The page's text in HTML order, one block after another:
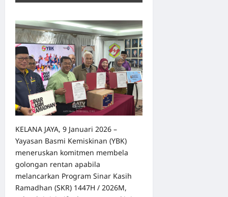
KELANA JAYA, 9 Januari 2026 –
Yayasan Basmi Kemiskinan (YBK)
meneruskan komitmen membela
golongan rentan apabila
melancarkan Program Sinar Kasih
Ramadhan (SKR) 1447H / 2026M,